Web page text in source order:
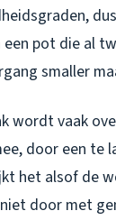
pot die al
smaller
wordt vaak
door een te
het alsof de
door met